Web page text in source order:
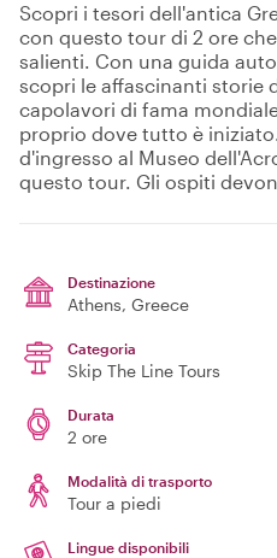
Scopri i tesori dell'antica
con questo tour di 2 ore
salienti. Con una guida
scopri le affascinanti storie
capolavori di fama
proprio dove tutto è
d'ingresso al Museo
questo tour. Gli ospiti
Destinazione
Athens, Greece
Categoria
Skip The Line Tours
Durata
2 ore
Modalità di trasporto
Tour a piedi
Lingue disponibili